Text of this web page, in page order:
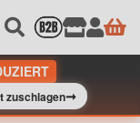
zuschlagen➞
ab 99€ Bestellwert
Bestellungen